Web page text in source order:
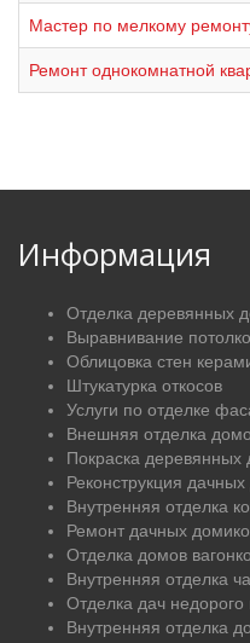
Мастер по мелкому
Ремонт однокомнатной
Информация
Отделка деревянных
Выравнивание
Облицовка стен
Штукатурка откосов
Услуги по отделке
Внешняя отделка
Покраска деревянных
Реконструкция
Внутренняя отделка
Ремонт дачных
Отделка домов
Внутренняя отделка
Отделка дач
Внутренняя отделка